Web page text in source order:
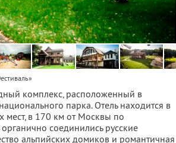
комплекс, расположенный в
парка. Отель находится в
мест, в 170 км от Москвы по
соединились русские
альпийских домиков и романтичная